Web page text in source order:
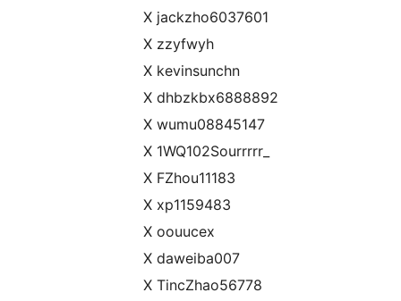
X jackzho6037601
X zzyfwyh
X kevinsunchn
X dhbzkbx6888892
X wumu08845147
X 1WQ102Sourrrrr_
X FZhou11183
X xp1159483
X oouucex
X daweiba007
X TincZhao56778